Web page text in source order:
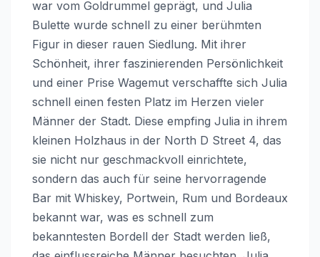
war vom Goldrummel geprägt, und Julia
Bulette wurde schnell zu einer berühmten
Figur in dieser rauen Siedlung. Mit ihrer
Schönheit, ihrer faszinierenden Persönlichkeit
und einer Prise Wagemut verschaffte sich Julia
schnell einen festen Platz im Herzen vieler
Männer der Stadt. Diese empfing Julia in ihrem
kleinen Holzhaus in der North D Street 4, das
sie nicht nur geschmackvoll einrichtete,
sondern das auch für seine hervorragende
Bar mit Whiskey, Portwein, Rum und Bordeaux
bekannt war, was es schnell zum
bekanntesten Bordell der Stadt werden ließ,